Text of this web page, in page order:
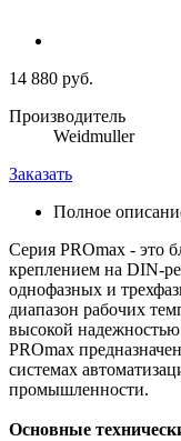
14 880 руб.
Производитель
Weidmuller
Заказать
Полное
Серия PROmax - это
креплением на DIN-
однофазных и
диапазон рабочих
высокой
PROmax
системах
промышленности.
Основные